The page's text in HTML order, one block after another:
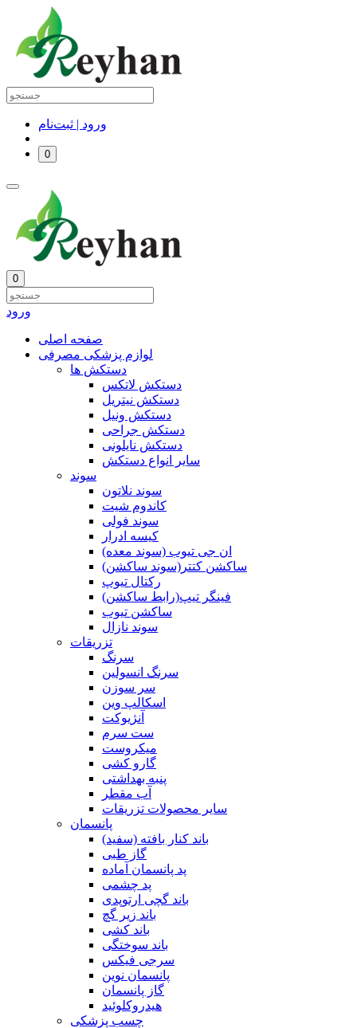
ورود | ثبت‌نام
0
0
ورود
صفحه اصلی
لوازم پزشکی مصرفی
دستکش ها
دستکش لاتکس
دستکش نیتریل
دستکش ونیل
دستکش جراحی
دستکش نایلونی
سایر انواع دستکش
سوند
سوند نلاتون
کاندوم شیت
سوند فولی
کیسه ادرار
ان جی تیوب (سوند معده)
ساکشن کتتر(سوند ساکشن)
رکتال تیوپ
فینگر تیپ(رابط ساکشن)
ساکشن تیوب
سوند نازال
تزریقات
سرنگ
سرنگ انسولین
سر سوزن
اسکالپ وین
آنژیوکت
ست سرم
میکروست
گارو کشی
پنبه بهداشتی
آب مقطر
سایر محصولات تزریقات
پانسمان
باند کنار بافته (سفید)
گاز طبی
پد پانسمان آماده
پد چشمی
باند گچی ارتوپدی
باند زیر گچ
باند کشی
باند سوختگی
سرجی فیکس
پانسمان نوین
گاز پانسمان
هیدروکلوئید
چسب پزشکی